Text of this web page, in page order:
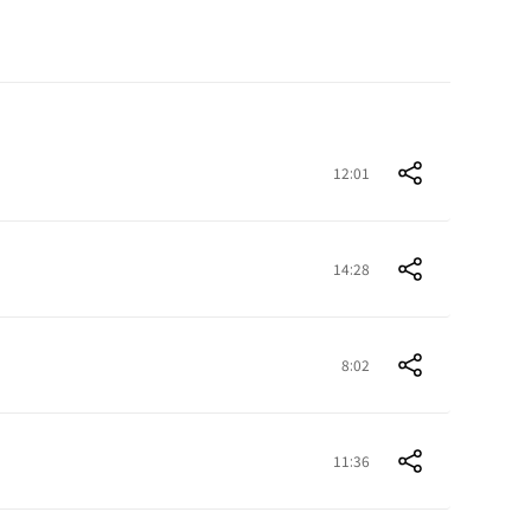
12:01
14:28
8:02
11:36